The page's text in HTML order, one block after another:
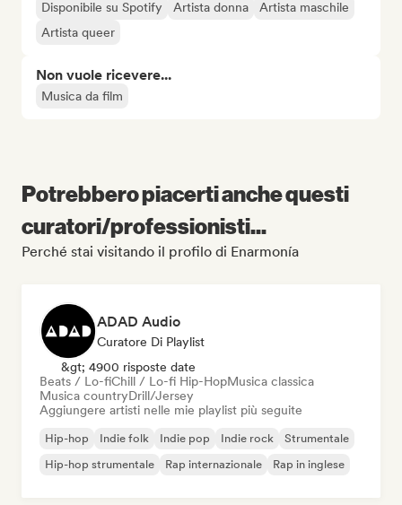
Disponibile su Spotify Artista donna
Artista maschile
Artista queer
Non vuole ricevere...
Musica da film
Potrebbero piacerti anche questi
curatori/professionisti...
Perché stai visitando il profilo di Enarmonía
ADAD Audio
Curatore Di Playlist
&gt; 4900 risposte date
Beats / Lo-fiChill / Lo-fi Hip-HopMusica classica
Musica countryDrill/Jersey
Aggiungere artisti nelle mie playlist più seguite
Hip-hop Indie folk Indie pop Indie rock
Strumentale
Hip-hop strumentale
Rap internazionale Rap in inglese